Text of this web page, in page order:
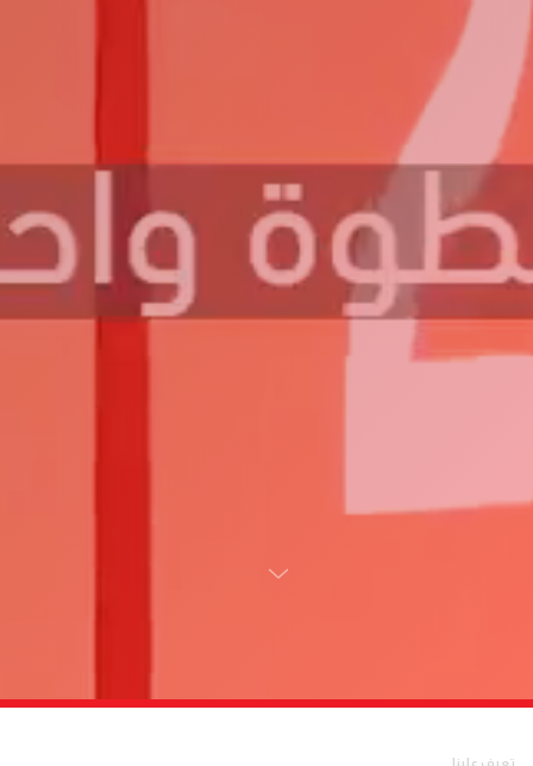
تعرف علينا